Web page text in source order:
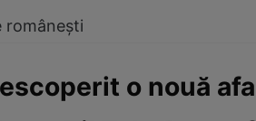
românești
o nouă